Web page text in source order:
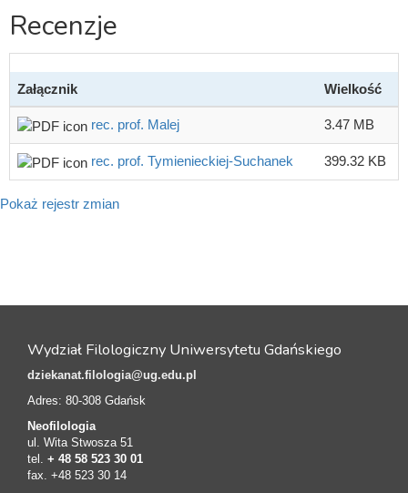
Recenzje
Załącznik Wielkość
rec. prof. Malej 3.47 MB
rec. prof. Tymienieckiej-Suchanek 399.32 KB
Pokaż rejestr zmian
Wydział Filologiczny Uniwersytetu Gdańskiego
dziekanat.filologia@ug.edu.pl
Adres: 80-308 Gdańsk
Neofilologia
ul. Wita Stwosza 51
tel. + 48 58 523 30 01
fax. +48 523 30 14